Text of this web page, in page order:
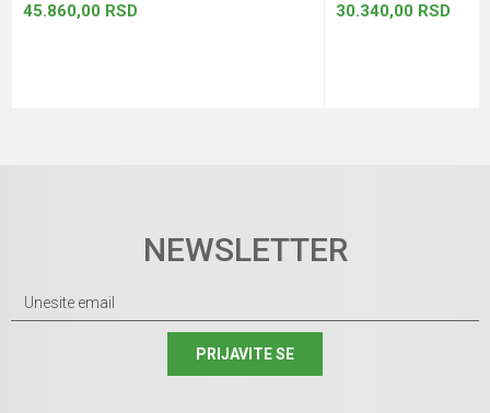
45.860,00 RSD 30.340,00 RSD
NEWSLETTER
PRIJAVITE SE